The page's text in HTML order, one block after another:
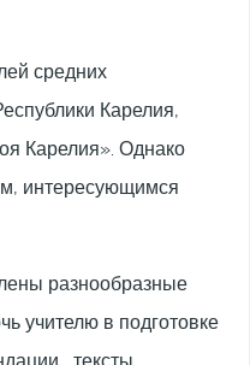
средних
Карелия,
Карелия». Однако
интересующимся
разнообразные
учителю в подготовке